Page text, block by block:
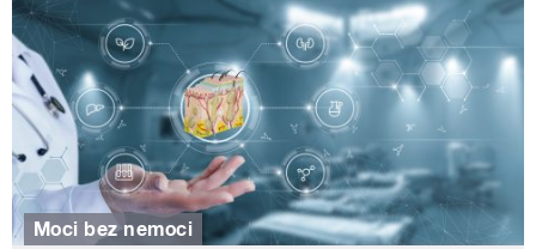
Moci bez nemoci